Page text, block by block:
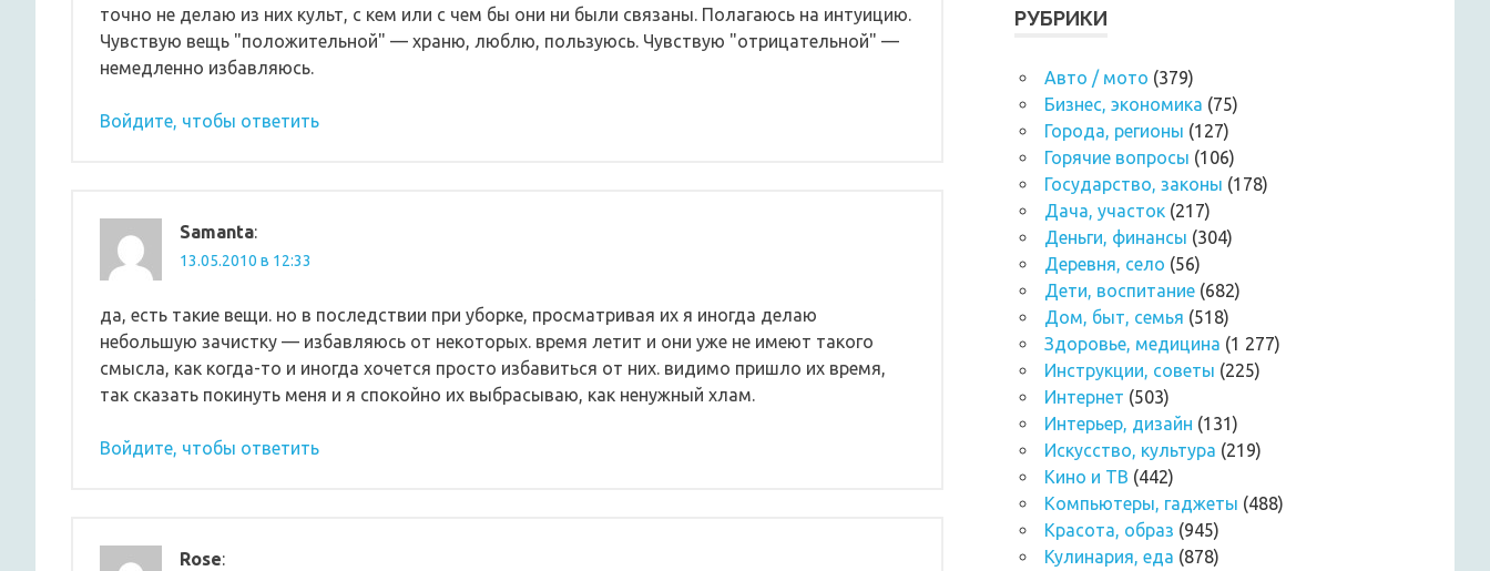
точно не делаю из них культ, с кем или с чем бы они ни были связаны. Полагаюсь на интуицию.
Чувствую вещь "положительной" — храню, люблю, пользуюсь. Чувствую "отрицательной" —
немедленно избавляюсь.
Войдите, чтобы ответить
Samanta:
13.05.2010 в 12:33
да, есть такие вещи. но в последствии при уборке, просматривая их я иногда делаю
небольшую зачистку — избавляюсь от некоторых. время летит и они уже не имеют такого
смысла, как когда-то и иногда хочется просто избавиться от них. видимо пришло их время,
так сказать покинуть меня и я спокойно их выбрасываю, как ненужный хлам.
Войдите, чтобы ответить
Rose:
РУБРИКИ
Авто / мото (379)
Бизнес, экономика (75)
Города, регионы (127)
Горячие вопросы (106)
Государство, законы (178)
Дача, участок (217)
Деньги, финансы (304)
Деревня, село (56)
Дети, воспитание (682)
Дом, быт, семья (518)
Здоровье, медицина (1 277)
Инструкции, советы (225)
Интернет (503)
Интерьер, дизайн (131)
Искусство, культура (219)
Кино и ТВ (442)
Компьютеры, гаджеты (488)
Красота, образ (945)
Кулинария, еда (878)